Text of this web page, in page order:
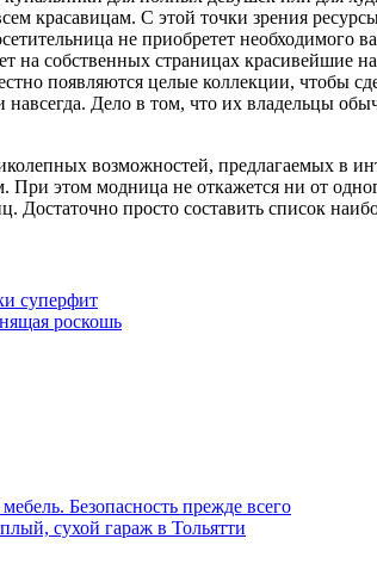
красавицам. С этой точки зрения
не приобретет необходимого
на собственных страницах
появляются целые коллекции, чтобы
навсегда. Дело в том, что их владельцы
возможностей, предлагаемых в
этом модница не откажется ни от
Достаточно просто составить список
суперфит
роскошь
мебель. Безопасность прежде всего
сухой гараж в Тольятти